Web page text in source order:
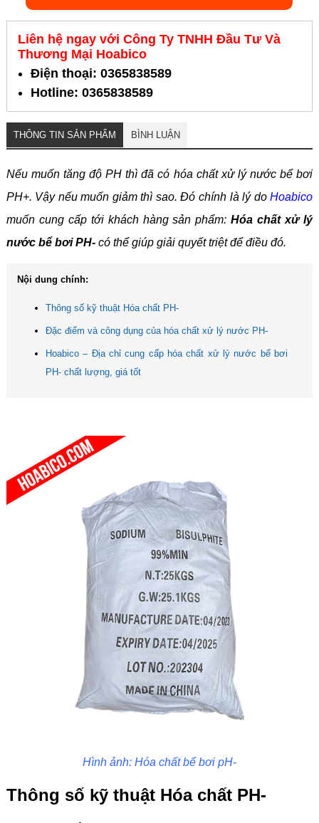
Liên hệ ngay với Công Ty TNHH Đầu Tư Và
Thương Mại Hoabico
Điện thoại: 0365838589
Hotline: 0365838589
THÔNG TIN SẢN PHẨM BÌNH LUẬN
Nếu muốn tăng độ PH thì đã có hóa chất xử lý nước bể bơi
PH+. Vậy nếu muốn giảm thì sao. Đó chính là lý doHoabico
muốn cung cấp tới khách hàng sản phẩm:Hóa chất xử lý
nước bể bơi PH-có thể giúp giải quyết triệt để điều đó.
Nội dung chính:
Thông số kỹ thuật Hóa chất PH-
Đặc điểm và công dụng của hóa chất xử lý nước PH-
Hoabico – Địa chỉ cung cấp hóa chất xử lý nước bể bơi
PH- chất lượng, giá tốt
Hình ảnh: Hóa chất bể bơi pH-
Thông số kỹ thuật Hóa chất PH-